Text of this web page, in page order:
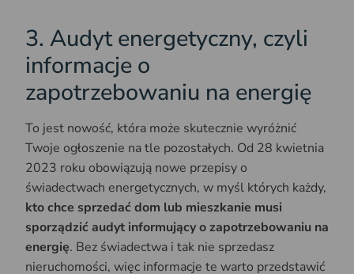
3. Audyt energetyczny, czyli
informacje o
zapotrzebowaniu na energię
To jest nowość, która może skutecznie wyróżnić
Twoje ogłoszenie na tle pozostałych. Od 28 kwietnia
2023 roku obowiązują nowe przepisy o
świadectwach energetycznych, w myśl których każdy,
kto chce sprzedać dom lub mieszkanie musi
sporządzić audyt informujący o zapotrzebowaniu na
energię. Bez świadectwa i tak nie sprzedasz
nieruchomości, więc informacje te warto przedstawić